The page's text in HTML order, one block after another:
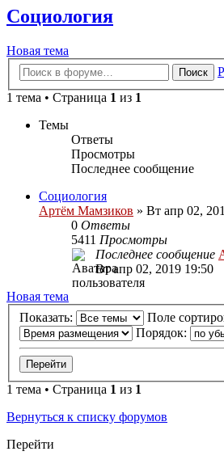
Социология
Новая тема
Поиск
1 тема • Страница 1 из 1
Темы
Ответы
Просмотры
Последнее сообщение
Социология
Артём Мамзиков » Вт апр 02,
0 Ответы
5411 Просмотры
Последнее сообщение
Вт апр 02, 2019 19:50
Новая тема
Показать:
Поле
Порядок:
1 тема • Страница 1 из 1
Вернуться к списку форумов
Перейти